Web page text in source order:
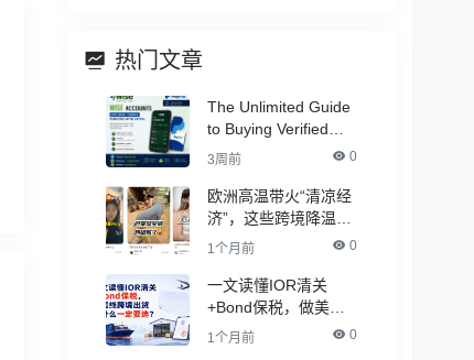
热门文章
The Unlimited Guide
to Buying Verified
PayPal Accounts –
3周前 0
欧洲高温带火“清凉经
济”，这些跨境降温品
类卖爆了！
1个月前 0
一文读懂IOR清关
+Bond保税，做美线
跨境出货为什么一定
1个月前 0